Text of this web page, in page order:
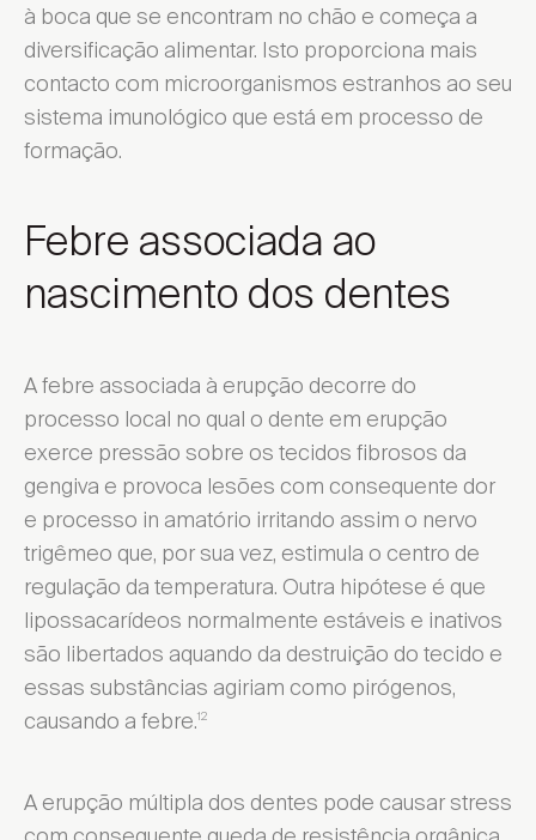
à boca que se encontram no chão e começa a
diversificação alimentar. Isto proporciona mais
contacto com microorganismos estranhos ao seu
sistema imunológico que está em processo de
formação.
Febre associada ao
nascimento dos dentes
A febre associada à erupção decorre do
processo local no qual o dente em erupção
exerce pressão sobre os tecidos fibrosos da
gengiva e provoca lesões com consequente dor
e processo in amatório irritando assim o nervo
trigêmeo que, por sua vez, estimula o centro de
regulação da temperatura. Outra hipótese é que
lipossacarídeos normalmente estáveis e inativos
são libertados aquando da destruição do tecido e
essas substâncias agiriam como pirógenos,
causando a febre.12
A erupção múltipla dos dentes pode causar stress